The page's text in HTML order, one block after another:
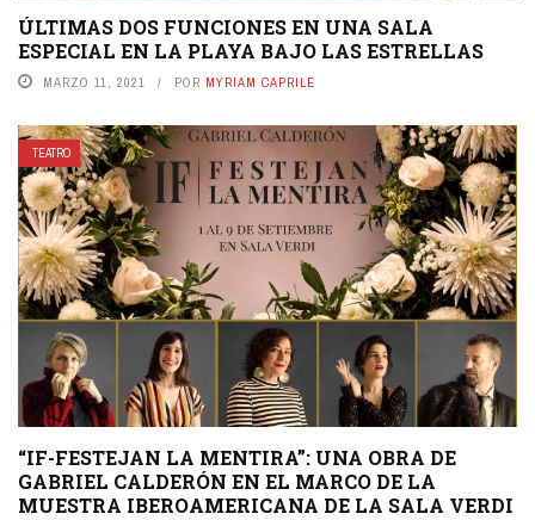
ÚLTIMAS DOS FUNCIONES EN UNA SALA
ESPECIAL EN LA PLAYA BAJO LAS ESTRELLAS
MARZO 11, 2021 POR MYRIAM CAPRILE
TEATRO
“IF-FESTEJAN LA MENTIRA”: UNA OBRA DE
GABRIEL CALDERÓN EN EL MARCO DE LA
MUESTRA IBEROAMERICANA DE LA SALA VERDI